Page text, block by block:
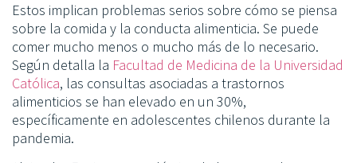
Estos implican problemas serios sobre cómo se piensa
sobre la comida y la conducta alimenticia. Se puede
comer mucho menos o mucho más de lo necesario.
Según detalla la Facultad de Medicina de la Universidad
Católica, las consultas asociadas a trastornos
alimenticios se han elevado en un 30%,
específicamente en adolescentes chilenos durante la
pandemia.